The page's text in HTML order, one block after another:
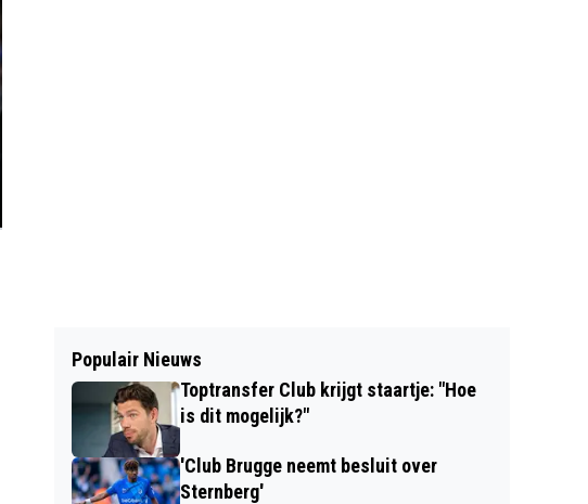
Populair Nieuws
Toptransfer Club krijgt staartje: "Hoe
is dit mogelijk?"
'Club Brugge neemt besluit over
Sternberg'